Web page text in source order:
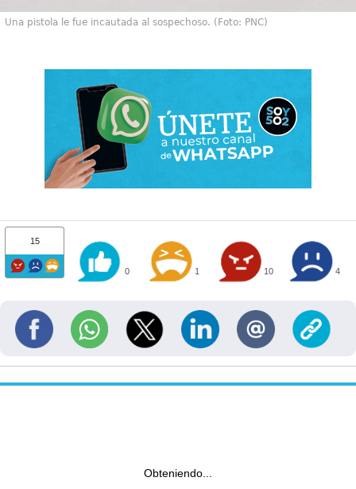
Una pistola le fue incautada al sospechoso. (Foto: PNC)
15
0 1 10 4
Obteniendo...